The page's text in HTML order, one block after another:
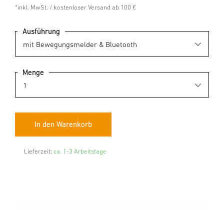
*inkl. MwSt. / kostenloser Versand ab 100 €
Ausführung
Menge
Lieferzeit: ca. 1-3 Arbeitstage